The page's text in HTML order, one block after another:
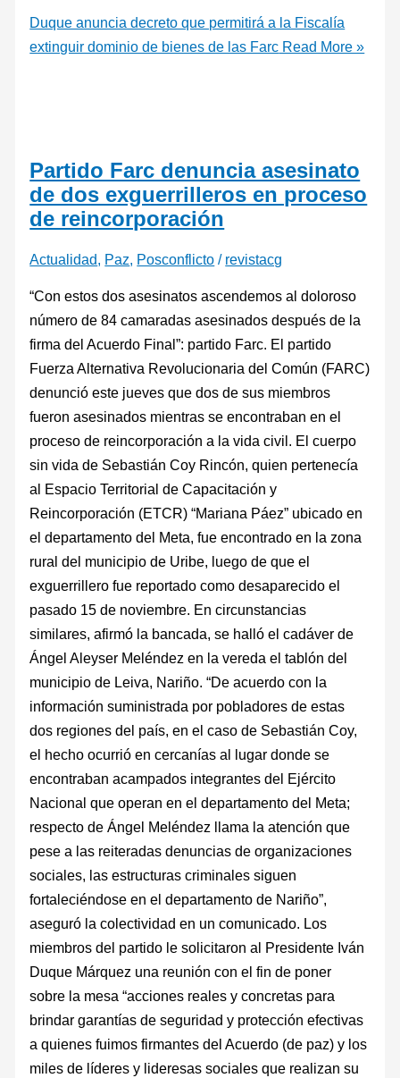
Duque anuncia decreto que permitirá a la Fiscalía
extinguir dominio de bienes de las Farc Read More »
Partido Farc denuncia asesinato
de dos exguerrilleros en proceso
de reincorporación
Actualidad, Paz, Posconflicto / revistacg
“Con estos dos asesinatos ascendemos al doloroso
número de 84 camaradas asesinados después de la
firma del Acuerdo Final”: partido Farc. El partido
Fuerza Alternativa Revolucionaria del Común (FARC)
denunció este jueves que dos de sus miembros
fueron asesinados mientras se encontraban en el
proceso de reincorporación a la vida civil. El cuerpo
sin vida de Sebastián Coy Rincón, quien pertenecía
al Espacio Territorial de Capacitación y
Reincorporación (ETCR) “Mariana Páez” ubicado en
el departamento del Meta, fue encontrado en la zona
rural del municipio de Uribe, luego de que el
exguerrillero fue reportado como desaparecido el
pasado 15 de noviembre. En circunstancias
similares, afirmó la bancada, se halló el cadáver de
Ángel Aleyser Meléndez en la vereda el tablón del
municipio de Leiva, Nariño. “De acuerdo con la
información suministrada por pobladores de estas
dos regiones del país, en el caso de Sebastián Coy,
el hecho ocurrió en cercanías al lugar donde se
encontraban acampados integrantes del Ejército
Nacional que operan en el departamento del Meta;
respecto de Ángel Meléndez llama la atención que
pese a las reiteradas denuncias de organizaciones
sociales, las estructuras criminales siguen
fortaleciéndose en el departamento de Nariño”,
aseguró la colectividad en un comunicado. Los
miembros del partido le solicitaron al Presidente Iván
Duque Márquez una reunión con el fin de poner
sobre la mesa “acciones reales y concretas para
brindar garantías de seguridad y protección efectivas
a quienes fuimos firmantes del Acuerdo (de paz) y los
miles de líderes y lideresas sociales que realizan su